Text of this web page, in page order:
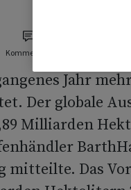
Kommentare
Jahr
Der globale
Milliarden
mitteilte. Das